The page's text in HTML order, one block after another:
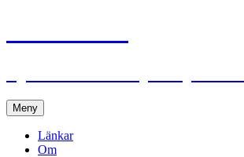
Meny Hoppa
till
innehåll
Länkar
Om